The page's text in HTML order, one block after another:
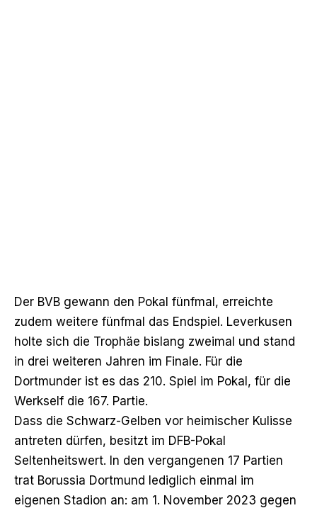
Der BVB gewann den Pokal fünfmal, erreichte
zudem weitere fünfmal das Endspiel. Leverkusen
holte sich die Trophäe bislang zweimal und stand
in drei weiteren Jahren im Finale. Für die
Dortmunder ist es das 210. Spiel im Pokal, für die
Werkself die 167. Partie.
Dass die Schwarz-Gelben vor heimischer Kulisse
antreten dürfen, besitzt im DFB-Pokal
Seltenheitswert. In den vergangenen 17 Partien
trat Borussia Dortmund lediglich einmal im
eigenen Stadion an: am 1. November 2023 gegen